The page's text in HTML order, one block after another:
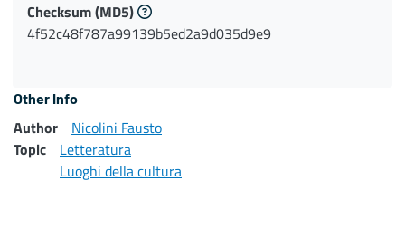
Checksum(MD5)
4f52c48f787a99139b5ed2a9d035d9e9
Other Info
Author
Nicolini Fausto
Topic
Letteratura
Luoghi della cultura